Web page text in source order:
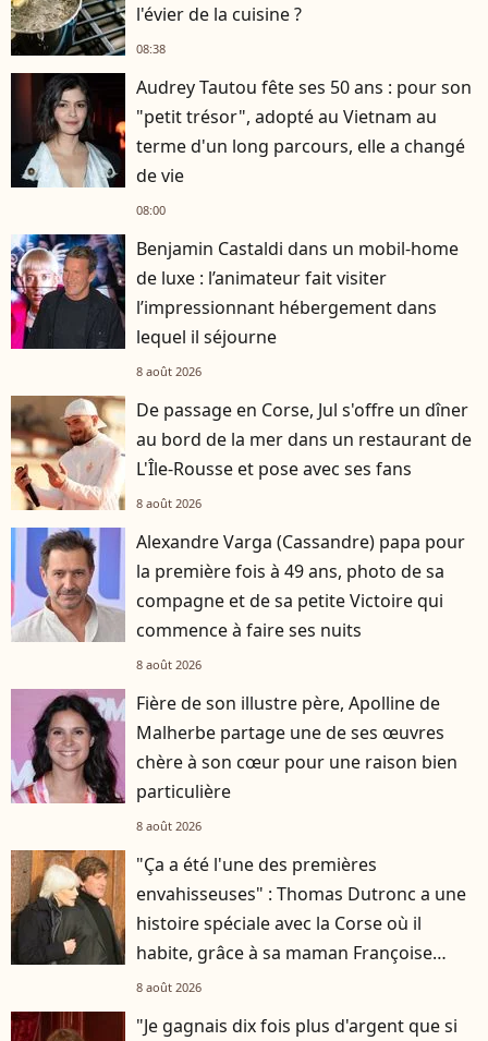
l'évier de la cuisine ?
08:38
Audrey Tautou fête ses 50 ans : pour son
"petit trésor", adopté au Vietnam au
terme d'un long parcours, elle a changé
de vie
08:00
Benjamin Castaldi dans un mobil-home
de luxe : l’animateur fait visiter
l’impressionnant hébergement dans
lequel il séjourne
8 août 2026
De passage en Corse, Jul s'offre un dîner
au bord de la mer dans un restaurant de
L'Île-Rousse et pose avec ses fans
8 août 2026
Alexandre Varga (Cassandre) papa pour
la première fois à 49 ans, photo de sa
compagne et de sa petite Victoire qui
commence à faire ses nuits
8 août 2026
Fière de son illustre père, Apolline de
Malherbe partage une de ses œuvres
chère à son cœur pour une raison bien
particulière
8 août 2026
"Ça a été l'une des premières
envahisseuses" : Thomas Dutronc a une
histoire spéciale avec la Corse où il
habite, grâce à sa maman Françoise
Hardy
8 août 2026
"Je gagnais dix fois plus d'argent que si